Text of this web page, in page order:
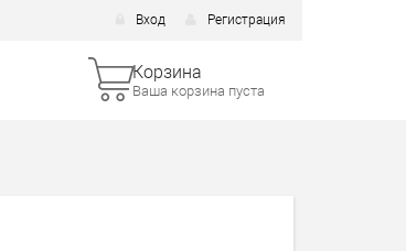
Вход Регистрация
Корзина
Ваша корзина пуста